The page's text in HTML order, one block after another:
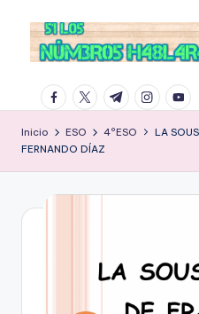
facebook.com
twitter.com
t.me
Inicio ESO 4ºESO
LA
FERNANDO DÍAZ